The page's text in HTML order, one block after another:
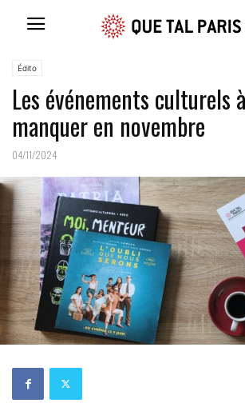
Édito
Les événements culturels
manquer en novembre
04/11/2024